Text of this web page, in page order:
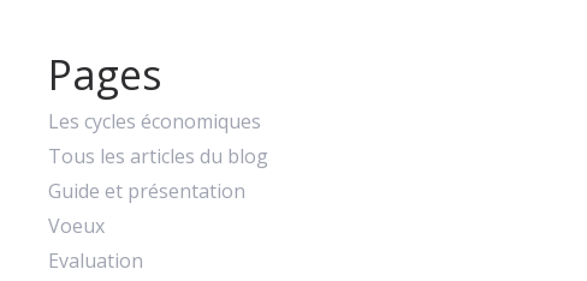
Pages
Les cycles économiques
Tous les articles du blog
Guide et présentation
Voeux
Evaluation